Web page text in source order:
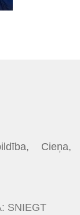
Cieņa,
SNIEGT